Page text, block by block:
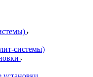
системы)